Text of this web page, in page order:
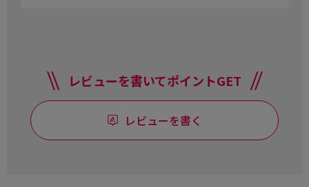
レビューを書いてポイントGET
レビューを書く